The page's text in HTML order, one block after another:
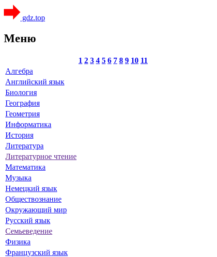
gdz.top
Меню
1 2 3 4 5 6 7 8 9 10 11
Алгебра
Английский язык
Биология
География
Геометрия
Информатика
История
Литература
Литературное чтение
Математика
Музыка
Немецкий язык
Обществознание
Окружающий мир
Русский язык
Семьеведение
Физика
Французский язык